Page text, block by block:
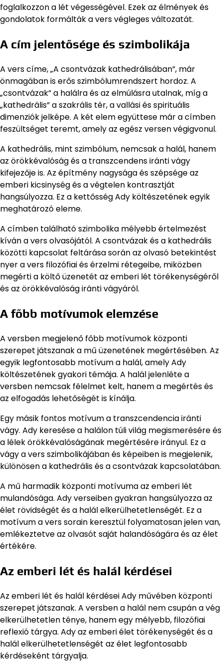
foglalkozzon a lét végességével. Ezek az élmények és
gondolatok formálták a vers végleges változatát.
A cím jelentősége és szimbolikája
A vers címe, „A csontvázak kathedrálisában”, már
önmagában is erős szimbólumrendszert hordoz. A
„csontvázak” a halálra és az elmúlásra utalnak, míg a
„kathedrális” a szakrális tér, a vallási és spirituális
dimenziók jelképe. A két elem együttese már a címben
feszültséget teremt, amely az egész versen végigvonul.
A kathedrális, mint szimbólum, nemcsak a halál, hanem
az örökkévalóság és a transzcendens iránti vágy
kifejezője is. Az építmény nagysága és szépsége az
emberi kicsinység és a végtelen kontrasztját
hangsúlyozza. Ez a kettősség Ady költészetének egyik
meghatározó eleme.
A címben található szimbolika mélyebb értelmezést
kíván a vers olvasójától. A csontvázak és a kathedrális
közötti kapcsolat feltárása során az olvasó betekintést
nyer a vers filozófiai és érzelmi rétegeibe, miközben
megérti a költő üzenetét az emberi lét törékenységéről
és az örökkévalóság iránti vágyáról.
A főbb motívumok elemzése
A versben megjelenő főbb motívumok központi
szerepet játszanak a mű üzenetének megértésében. Az
egyik legfontosabb motívum a halál, amely Ady
költészetének gyakori témája. A halál jelenléte a
versben nemcsak félelmet kelt, hanem a megértés és
az elfogadás lehetőségét is kínálja.
Egy másik fontos motívum a transzcendencia iránti
vágy. Ady keresése a halálon túli világ megismerésére és
a lélek örökkévalóságának megértésére irányul. Ez a
vágy a vers szimbolikájában és képeiben is megjelenik,
különösen a kathedrális és a csontvázak kapcsolatában.
A mű harmadik központi motívuma az emberi lét
mulandósága. Ady verseiben gyakran hangsúlyozza az
élet rövidségét és a halál elkerülhetetlenségét. Ez a
motívum a vers sorain keresztül folyamatosan jelen van,
emlékeztetve az olvasót saját halandóságára és az élet
értékére.
Az emberi lét és halál kérdései
Az emberi lét és halál kérdései Ady művében központi
szerepet játszanak. A versben a halál nem csupán a vég
elkerülhetetlen ténye, hanem egy mélyebb, filozófiai
reflexió tárgya. Ady az emberi élet törékenységét és a
halál elkerülhetetlenségét az élet legfontosabb
kérdéseként tárgyalja.